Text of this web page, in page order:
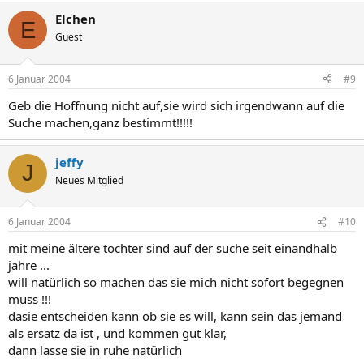
E Elchen
Guest
6 Januar 2004 #9
Geb die Hoffnung nicht auf,sie wird sich irgendwann auf die
Suche machen,ganz bestimmt!!!!!
J jeffy
Neues Mitglied
6 Januar 2004 #10
mit meine ältere tochter sind auf der suche seit einandhalb
jahre ...
will natürlich so machen das sie mich nicht sofort begegnen
muss !!!
dasie entscheiden kann ob sie es will, kann sein das jemand
als ersatz da ist , und kommen gut klar,
dann lasse sie in ruhe natürlich